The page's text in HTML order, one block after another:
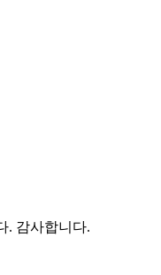
. 감사합니다.